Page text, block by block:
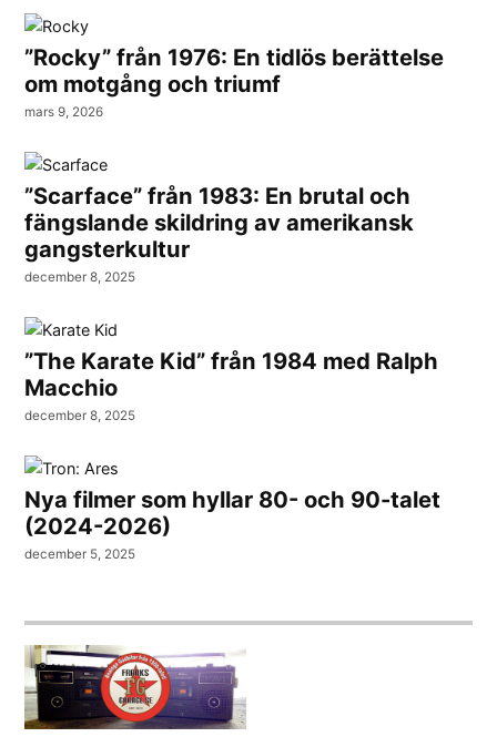
”Rocky” från 1976: En tidlös berättelse
om motgång och triumf
mars 9, 2026
”Scarface” från 1983: En brutal och
fängslande skildring av amerikansk
gangsterkultur
december 8, 2025
”The Karate Kid” från 1984 med Ralph
Macchio
december 8, 2025
Nya filmer som hyllar 80- och 90-talet
(2024-2026)
december 5, 2025